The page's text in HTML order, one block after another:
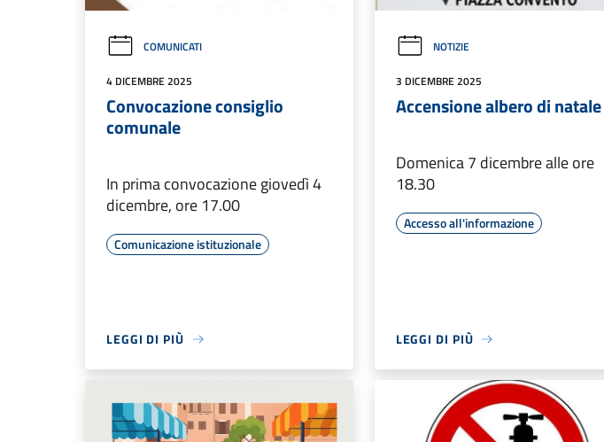
COMUNICATI
4 DICEMBRE 2025
Convocazione consiglio
comunale
In prima convocazione giovedì 4
dicembre, ore 17.00
Comunicazione istituzionale
LEGGI DI PIÙ
NOTIZIE
3 DICEMBRE 2025
Accensione albero di natale
Domenica 7 dicembre alle ore
18.30
Accesso all'informazione
LEGGI DI PIÙ